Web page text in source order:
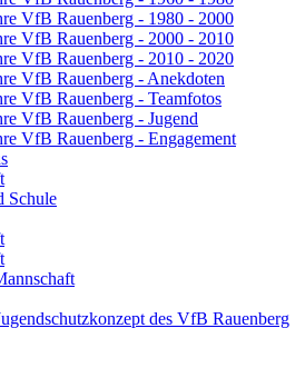
VfB Rauenberg - 1980 - 2000
VfB Rauenberg - 2000 - 2010
VfB Rauenberg - 2010 - 2020
VfB Rauenberg - Anekdoten
VfB Rauenberg - Teamfotos
VfB Rauenberg - Jugend
VfB Rauenberg - Engagement
Schule
des VfB Rauenberg